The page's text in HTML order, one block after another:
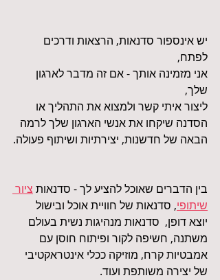
יש אינספור סדנאות, הרצאות ודרכים
לפתח,
אני מזמינה אותך - אם זה מדבר לארגון
שלך,
ליצור איתי קשר ולמצוא את התהליך או
הסדנה שיקחו את אנשי הארגון שלך לרמה
הבאה של חדשנות, יצירתיות ושיתוף פעולה.
בין הדברים שאוכל להציע לך - סדנאות ציור
שיתופי, סדנאות של חוויית אוכל ובישול
יוצא דופן,  סדנאות מנהיגות נשית בעולם
משתנה, חשיפה לקור ופיתוח חוסן עם
אמבטיות קרח, מוזיקה ככלי אינטראקטיבי
של יצירה משותפת ועוד.